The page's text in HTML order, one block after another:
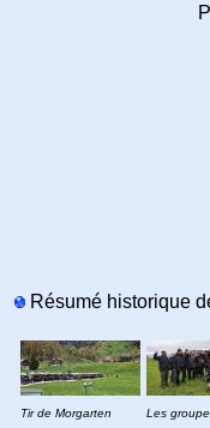
Résumé historique
Tir de Morgarten Les